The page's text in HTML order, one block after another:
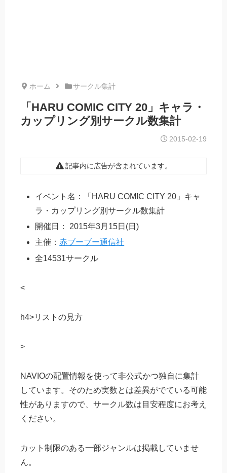
ホーム サークル集計
「HARU COMIC CITY 20」キャラ・
カップリング別サークル数集計
2015-02-19
記事内に広告が含まれています。
イベント名：「HARU COMIC CITY 20」キャ
ラ・カップリング別サークル数集計
開催日： 2015年3月15日(日)
主催：赤ブーブー通信社
全14531サークル
<
h4>リストの見方
>
NAVIOの配置情報を使って非公式かつ独自に集計
しています。そのため実数とは差異がでている可能
性がありますので、サークル数は目安程度にお考え
ください。
カット制限のある一部ジャンルは掲載していませ
ん。